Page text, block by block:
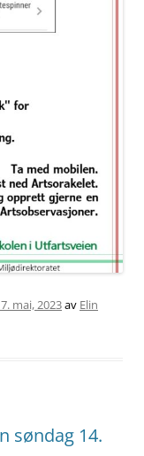
mai, 2023av Elin
søndag 14.